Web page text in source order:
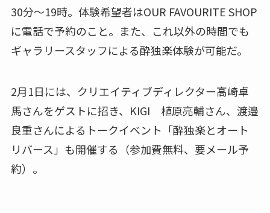
30分〜19時。体験希望者はOUR FAVOURITE SHOP
に電話で予約のこと。また、これ以外の時間でも
ギャラリースタッフによる酔独楽体験が可能だ。
2月1日には、クリエイティブディレクター高崎卓
馬さんをゲストに招き、KIGI 植原亮輔さん、渡邉
良重さんによるトークイベント「酔独楽とオート
リバース」も開催する（参加費無料、要メール予
約）。